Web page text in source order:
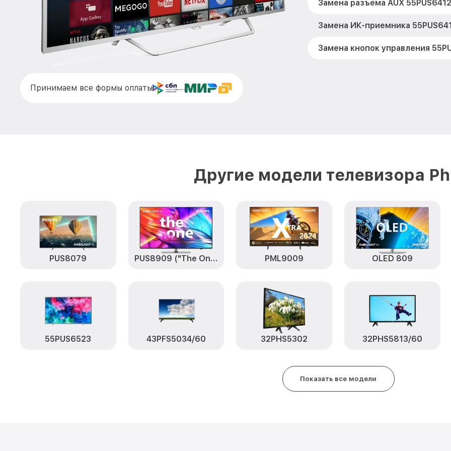
Замена разъема AUX
Замена ИК-приемника
Замена кнопок управления
Замена сигнальной платы
Замена контроллера питания
(мультиконтроллера)
Комплексная чистка 55PUS6412
Ремонт блока управления
Замена контроллера
Замена лампы подсветки
Ремонт цепи питания
Принимаем все формы оплаты
Другие модели телевизора
PUS8079 PUS8909 ("The One") PML9009 OLED 809
55PUS6523 43PFS5034/60 32PHS5302 32PHS5813/60
Показать все модели